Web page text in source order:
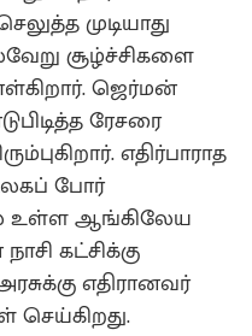
முடியாது
சூழ்ச்சிகளை
ஜெர்மன்
ரேசரை
எதிர்பாராத
போர்
உள்ள ஆங்கிலேய
கட்சிக்கு
எதிரானவர்
செய்கிறது.